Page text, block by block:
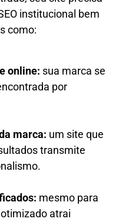
institucional bem
como:
online: sua marca se
por
marca: um site que
transmite
mesmo para
atrai